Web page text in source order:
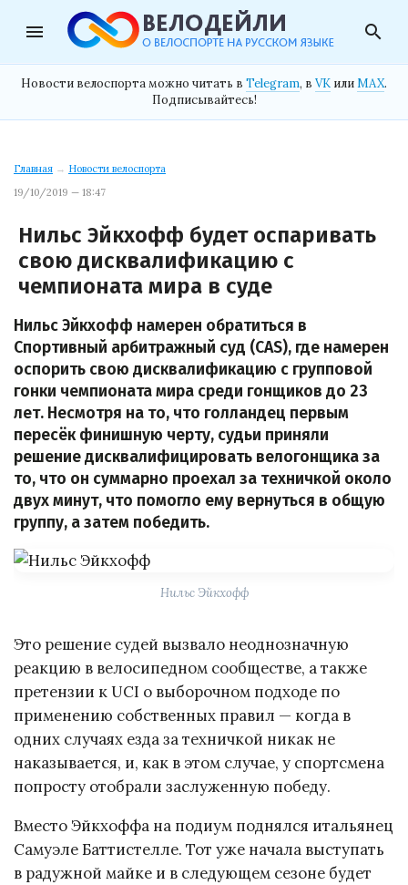
menu search
Новости велоспорта можно читать в Telegram, в VK илиMAX.
Подписывайтесь!
Главная → Новости велоспорта
19/10/2019 — 18:47
Нильс Эйкхофф будет оспаривать
свою дисквалификацию с
чемпионата мира в суде
Нильс Эйкхофф намерен обратиться в
Спортивный арбитражный суд (CAS), где намерен
оспорить свою дисквалификацию с групповой
гонки чемпионата мира среди гонщиков до 23
лет. Несмотря на то, что голландец первым
пересёк финишную черту, судьи приняли
решение дисквалифицировать велогонщика за
то, что он суммарно проехал за техничкой около
двух минут, что помогло ему вернуться в общую
группу, а затем победить.
Нильс Эйкхофф
Это решение судей вызвало неоднозначную
реакцию в велосипедном сообществе, а также
претензии к UCI о выборочном подходе по
применению собственных правил — когда в
одних случаях езда за техничкой никак не
наказывается, и, как в этом случае, у спортсмена
попросту отобрали заслуженную победу.
Вместо Эйкхоффа на подиум поднялся итальянец
Самуэле Баттистелле. Тот уже начала выступать
в радужной майке и в следующем сезоне будет